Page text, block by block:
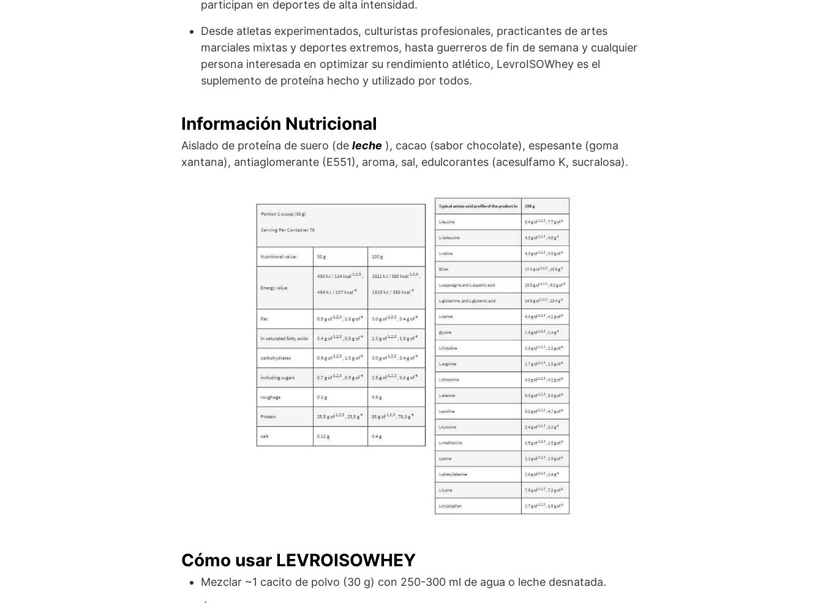
participan en deportes de alta intensidad.
Desde atletas experimentados, culturistas profesionales, practicantes de artes
marciales mixtas y deportes extremos, hasta guerreros de fin de semana y cualquier
persona interesada en optimizar su rendimiento atlético, LevroISOWhey es el
suplemento de proteína hecho y utilizado por todos.
Información Nutricional
Aislado de proteína de suero (de leche ), cacao (sabor chocolate), espesante (goma
xantana), antiaglomerante (E551), aroma, sal, edulcorantes (acesulfamo K, sucralosa).
Cómo usar LEVROISOWHEY
Mezclar ~1 cacito de polvo (30 g) con 250-300 ml de agua o leche desnatada.